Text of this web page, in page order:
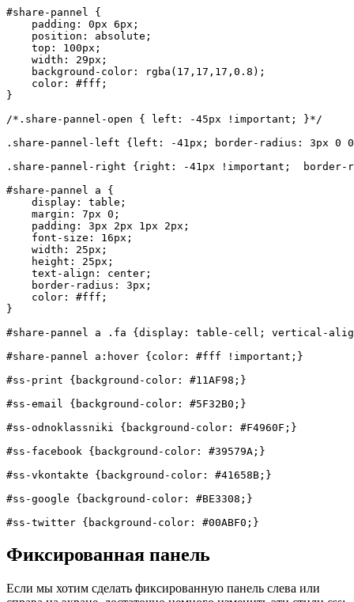
#share-pannel {
    padding: 0px 6px;
    position: absolute;
    top: 100px;
    width: 29px;
    background-color: rgba(17,17,17,0.8);
    color: #fff;
}
/*.share-pannel-open { left: -45px !important; }*/
.share-pannel-left {left: -41px; border-radius: 3px 0
.share-pannel-right {right: -41px !important;  border-
#share-pannel a {
    display: table;
    margin: 7px 0;
    padding: 3px 2px 1px 2px;
    font-size: 16px;
    width: 25px;
    height: 25px;
    text-align: center;
    border-radius: 3px;
    color: #fff;
}
#share-pannel a .fa {display: table-cell; vertical-
#share-pannel a:hover {color: #fff !important;}
#ss-print {background-color: #11AF98;}
#ss-email {background-color: #5F32B0;}
#ss-odnoklassniki {background-color: #F4960F;}
#ss-facebook {background-color: #39579A;}
#ss-vkontakte {background-color: #41658B;}
#ss-google {background-color: #BE3308;}
Фиксированная панель
Если мы хотим сделать фиксированную панель слева или